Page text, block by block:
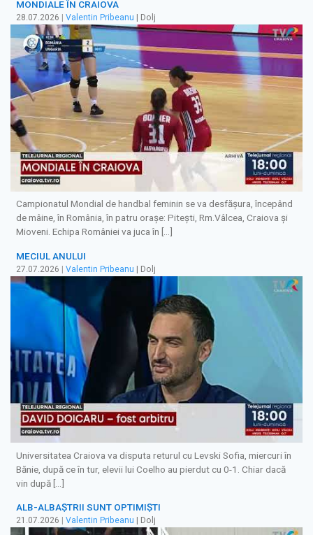
MONDIALE ÎN CRAIOVA
28.07.2026 Valentin Pribeanu | Dolj
Campionatul Mondial de handbal feminin se va desfășura, începând
de mâine, în România, în patru orașe: Pitești, Rm.Vâlcea, Craiova și
Mioveni. Echipa României va juca în […]
MECIUL ANULUI
27.07.2026 | Valentin Pribeanu | Dolj
Universitatea Craiova va disputa returul cu Levski Sofia, miercuri în
Bănie, după ce în tur, elevii lui Coelho au pierdut cu 0-1. Chiar dacă
vin după […]
ALB-ALBAȘTRII SUNT OPTIMIȘTI
21.07.2026 Valentin Pribeanu | Dolj